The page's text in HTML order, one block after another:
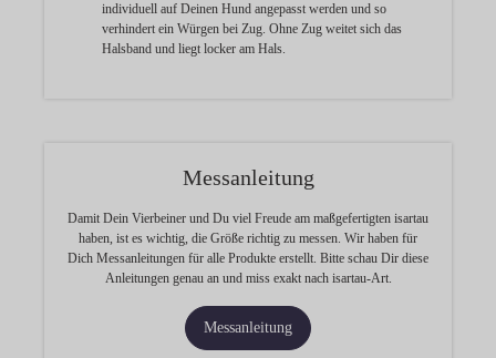
individuell auf Deinen Hund angepasst werden und so
verhindert ein Würgen bei Zug. Ohne Zug weitet sich das
Halsband und liegt locker am Hals.
Messanleitung
Damit Dein Vierbeiner und Du viel Freude am maßgefertigten isartau
haben, ist es wichtig, die Größe richtig zu messen. Wir haben für
Dich Messanleitungen für alle Produkte erstellt. Bitte schau Dir diese
Anleitungen genau an und miss exakt nach isartau-Art.
Messanleitung